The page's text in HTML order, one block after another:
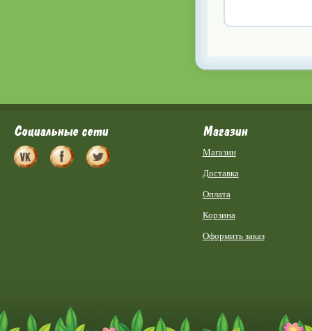
Социальные сети Магазин
Магазин
Доставка
Оплата
Корзина
Оформить заказ